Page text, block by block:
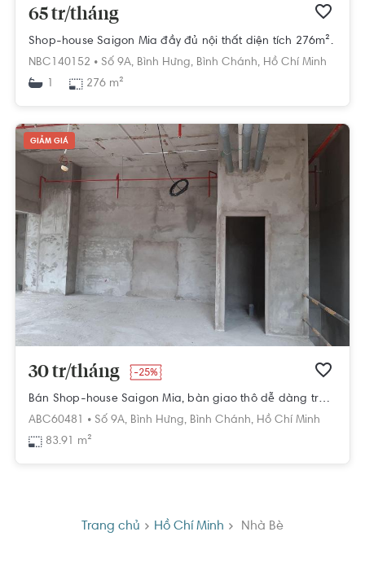
65 tr/tháng
Shop-house Saigon Mia đầy đủ nội thất diện tích 276m².
NBC140152 • Số 9A, Bình Hưng, Bình Chánh, Hồ Chí Minh
1
276 m²
GIẢM GIÁ
30 tr/tháng -25%
Bán Shop-house Saigon Mia, bàn giao thô dễ dàng trang trí theo concept
ABC60481 • Số 9A, Bình Hưng, Bình Chánh, Hồ Chí Minh
83.91 m²
Trang chủ Hồ Chí Minh Nhà Bè